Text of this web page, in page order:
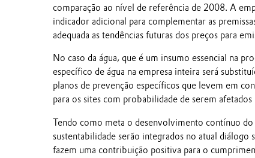
comparação ao nível de referência de 2008. A
indicador adicional para complementar as
adequada as tendências futuras dos preços para
No caso da água, que é um insumo essencial na
específico de água na empresa inteira será
planos de prevenção específicos que levem em
para os sites com probabilidade de serem
Tendo como meta o desenvolvimento contínuo
sustentabilidade serão integrados no atual diálogo
fazem uma contribuição positiva para o